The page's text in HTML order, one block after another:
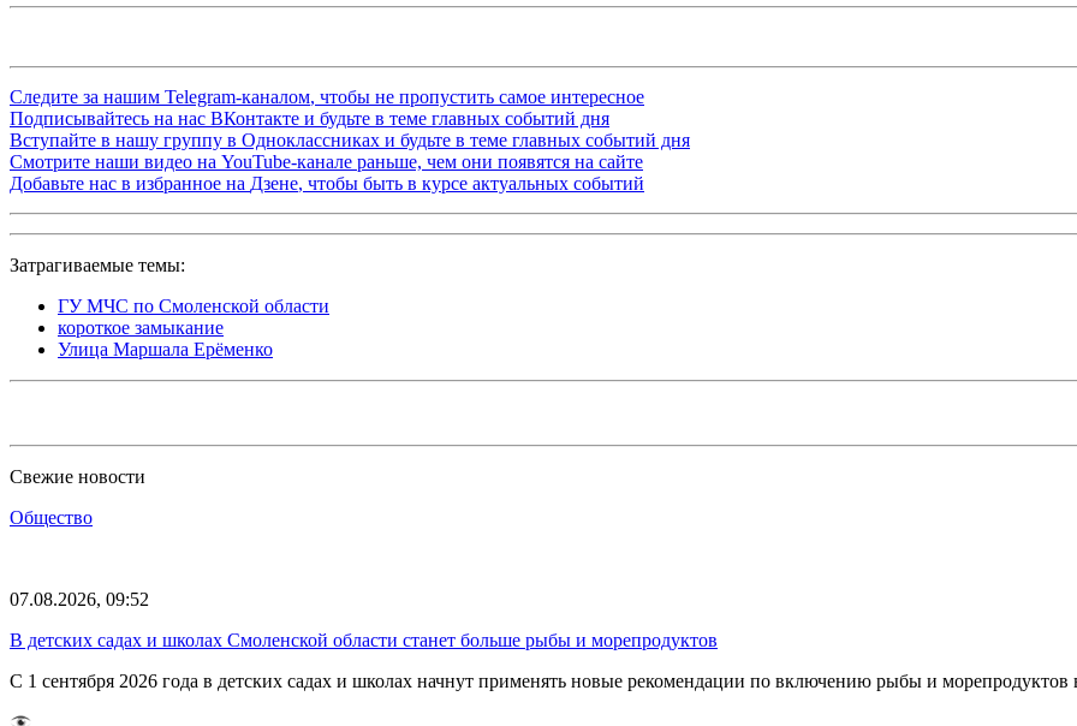
Следите за нашим Telegram-каналом, чтобы не пропустить самое интересное
Подписывайтесь на нас ВКонтакте и будьте в теме главных событий дня
Вступайте в нашу группу в Одноклассниках и будьте в теме главных событий дня
Смотрите наши видео на YouTube-канале раньше, чем они появятся на сайте
Добавьте нас в избранное на Дзене, чтобы быть в курсе актуальных событий
Затрагиваемые темы:
ГУ МЧС по Смоленской области
короткое замыкание
Улица Маршала Ерёменко
Свежие новости
Общество
07.08.2026, 09:52
В детских садах и школах Смоленской области станет больше рыбы и морепродуктов
С 1 сентября 2026 года в детских садах и школах начнут применять новые рекомендации по включению рыбы и